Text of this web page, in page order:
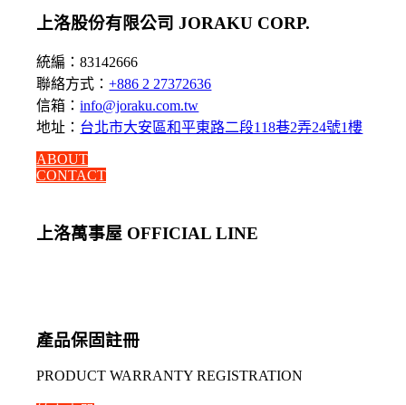
上洛股份有限公司 JORAKU CORP.
統編：83142666
聯絡方式：+886 2 27372636
信箱：info@joraku.com.tw
地址： 台北市大安區和平東路二段118巷2弄24號1樓
ABOUT
CONTACT
上洛萬事屋 OFFICIAL LINE
產品保固註冊
PRODUCT WARRANTY REGISTRATION